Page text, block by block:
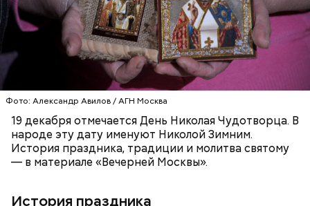
Фото: Александр Авилов / АГН Москва
19 декабря отмечается День Николая Чудотворца. В
народе эту дату именуют Николой Зимним.
История праздника, традиции и молитва святому
— в материале «Вечерней Москвы».
История праздника